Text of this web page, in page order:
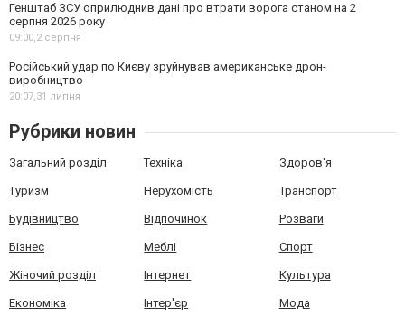
Генштаб ЗСУ оприлюднив дані про втрати ворога станом на 2
серпня 2026 року
09:00,2 серпня
Російський удар по Києву зруйнував американське дрон-
виробництво
20:07,31 липня
Рубрики новин
Загальний розділ Техніка Здоров'я
Туризм Нерухомість Транспорт
Будівництво Відпочинок Розваги
Бізнес Меблі Спорт
Жіночий розділ Інтернет Культура
Економіка Інтер'єр Мода